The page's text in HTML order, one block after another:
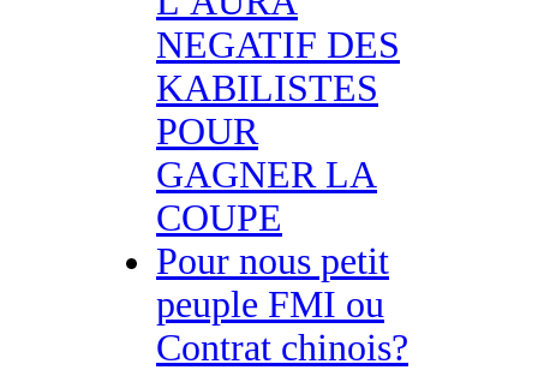
NEGATIF DES
KABILISTES
POUR
GAGNER LA
COUPE
Pour nous petit
peuple FMI ou
Contrat chinois?